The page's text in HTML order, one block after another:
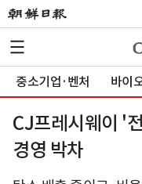
중소기업·벤처 바이
CJ프레시웨이 '
경영 박차